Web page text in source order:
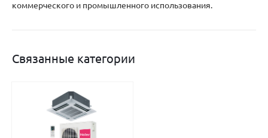
коммерческого и промышленного использования.
Связанные категории